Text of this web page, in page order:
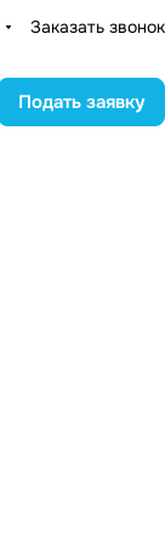
Заказать звонок
Подать заявку